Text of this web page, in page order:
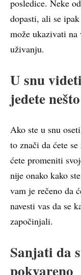
posledice. Neke
dopasti, ali se
može ukazivati na
uživanju.
U snu
jedete
Ako ste u snu
to znači da ćete
ćete promeniti
nije onako kako
vam je rečeno da
navesti vas da se
započinjali.
Sanjati da
pokvareno